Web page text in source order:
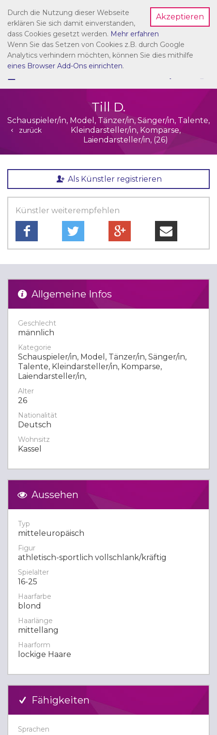
Dein Account
☰
Till D.
zurück
Schauspieler/in, Model, Tänzer/in, Sänger/in, Talente,
Kleindarsteller/in, Komparse,
Laiendarsteller/in, (26)
Als Künstler registrieren
Künstler weiterempfehlen
Allgemeine Infos
Geschlecht
männlich
Kategorie
Schauspieler/in, Model, Tänzer/in, Sänger/in,
Talente, Kleindarsteller/in, Komparse,
Laiendarsteller/in,
Alter
26
Nationalität
Deutsch
Wohnsitz
Kassel
Aussehen
Typ
mitteleuropäisch
Figur
athletisch-sportlich vollschlank/kräftig
Spielalter
16-25
Haarfarbe
blond
Haarlänge
mittellang
Haarform
lockige Haare
Fähigkeiten
Sprachen
Akzeptieren
Durch die Nutzung dieser Webseite
erklären Sie sich damit einverstanden,
dass Cookies gesetzt werden. Mehr erfahren
Wenn Sie das Setzen von Cookies z.B. durch Google
Analytics verhindern möchten, können Sie dies mithilfe
eines Browser Add-Ons einrichten.